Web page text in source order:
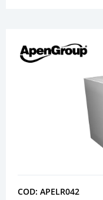
COD: APELR042